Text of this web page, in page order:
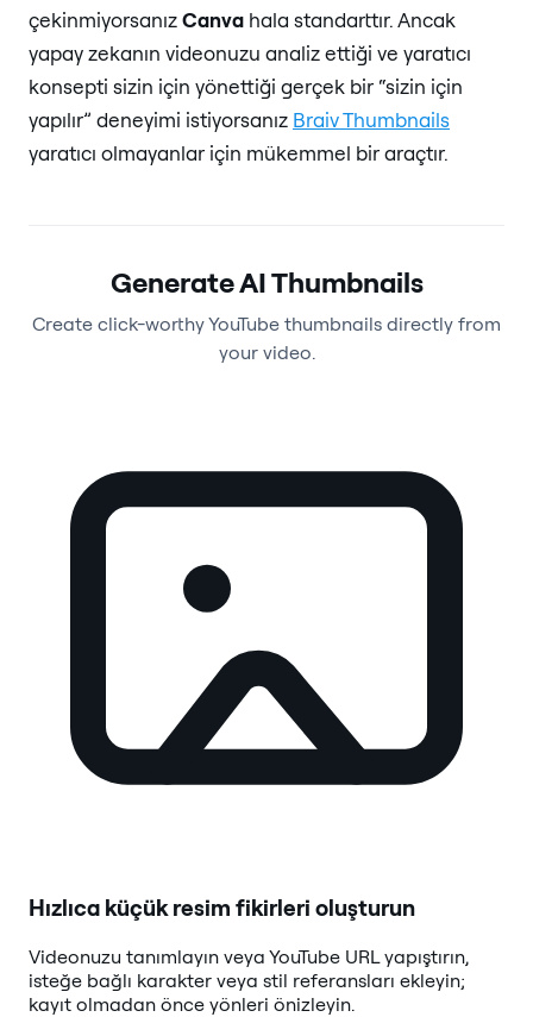
çekinmiyorsanızCanva hala standarttır. Ancak
yapay zekanın videonuzu analiz ettiği ve yaratıcı
konsepti sizin için yönettiği gerçek bir “sizin için
yapılır” deneyimi istiyorsanız Braiv Thumbnails
yaratıcı olmayanlar için mükemmel bir araçtır.
Generate AI Thumbnails
Create click-worthy YouTube thumbnails directly from
your video.
Hızlıca küçük resim fikirleri oluşturun
Videonuzu tanımlayın veya YouTube URL yapıştırın,
isteğe bağlı karakter veya stil referansları ekleyin;
kayıt olmadan önce yönleri önizleyin.